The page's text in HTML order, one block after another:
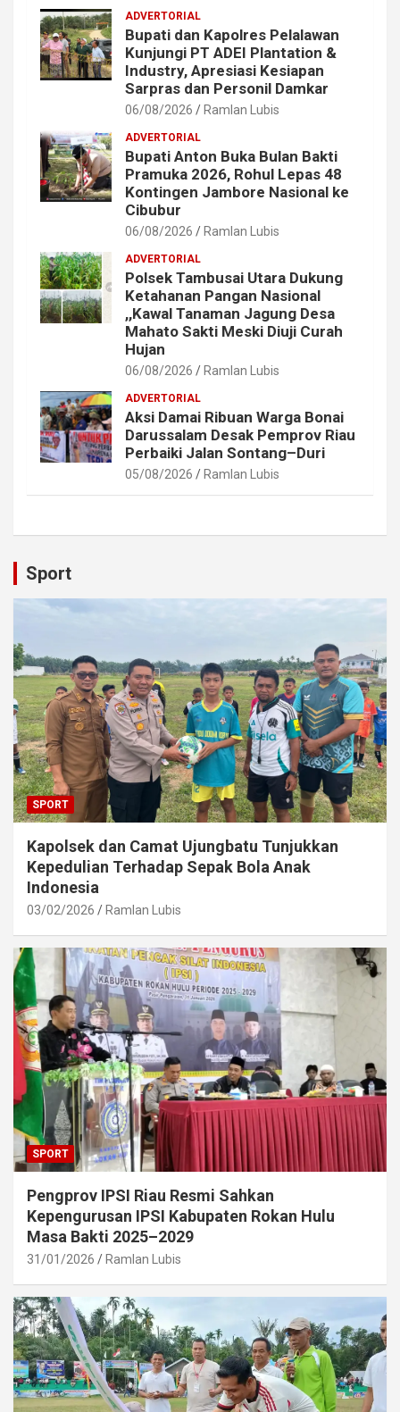
ADVERTORIAL
Bupati dan Kapolres Pelalawan
Kunjungi PT ADEI Plantation &
Industry, Apresiasi Kesiapan
Sarpras dan Personil Damkar
06/08/2026 Ramlan Lubis
ADVERTORIAL
Bupati Anton Buka Bulan Bakti
Pramuka 2026, Rohul Lepas 48
Kontingen Jambore Nasional ke
Cibubur
06/08/2026 Ramlan Lubis
ADVERTORIAL
Polsek Tambusai Utara Dukung
Ketahanan Pangan Nasional
,,Kawal Tanaman Jagung Desa
Mahato Sakti Meski Diuji Curah
Hujan
06/08/2026 Ramlan Lubis
ADVERTORIAL
Aksi Damai Ribuan Warga Bonai
Darussalam Desak Pemprov Riau
Perbaiki Jalan Sontang–Duri
05/08/2026 Ramlan Lubis
Sport
SPORT
Kapolsek dan Camat Ujungbatu Tunjukkan
Kepedulian Terhadap Sepak Bola Anak
Indonesia
03/02/2026 Ramlan Lubis
SPORT
Pengprov IPSI Riau Resmi Sahkan
Kepengurusan IPSI Kabupaten Rokan Hulu
Masa Bakti 2025–2029
31/01/2026 Ramlan Lubis